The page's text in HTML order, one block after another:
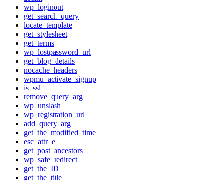
wp_loginout
get_search_query
locate_template
get_stylesheet
get_terms
wp_lostpassword_url
get_blog_details
nocache_headers
wpmu_activate_signup
is_ssl
remove_query_arg
wp_unslash
wp_registration_url
add_query_arg
get_the_modified_time
esc_attr_e
get_post_ancestors
wp_safe_redirect
get_the_ID
get_the_title